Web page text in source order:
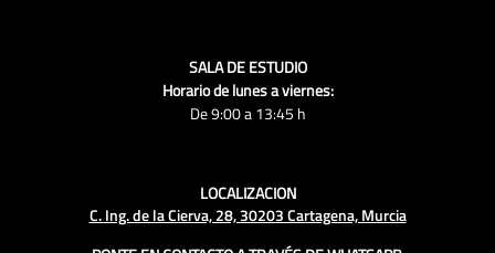
SALA DE ESTUDIO
Horario de lunes a viernes:
De 9:00 a 13:45 h
LOCALIZACION
C. Ing. de la Cierva, 28, 30203 Cartagena, Murcia